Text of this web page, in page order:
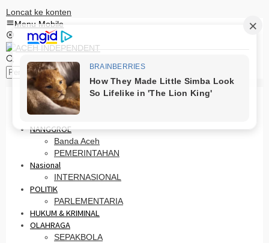
Loncat ke konten
Menu Mobile
HOME
PRO OTONOMI
NANGGROE
Banda Aceh
PEMERINTAHAN
Nasional
INTERNASIONAL
POLITIK
PARLEMENTARIA
HUKUM & KRIMINAL
OLAHRAGA
SEPAKBOLA